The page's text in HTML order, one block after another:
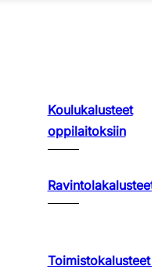
Koulukalusteet
oppilaitoksiin
Ravintolakalusteet
Toimistokalusteet